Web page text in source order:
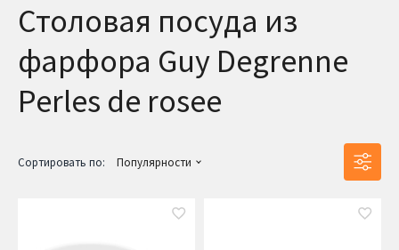
Столовая посуда из
фарфора Guy Degrenne
Perles de rosee
Сортировать по: Популярности